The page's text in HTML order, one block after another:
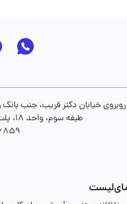
طبقه سوم، واحد 18، پلت فرم مای لیست
مای‌لیست